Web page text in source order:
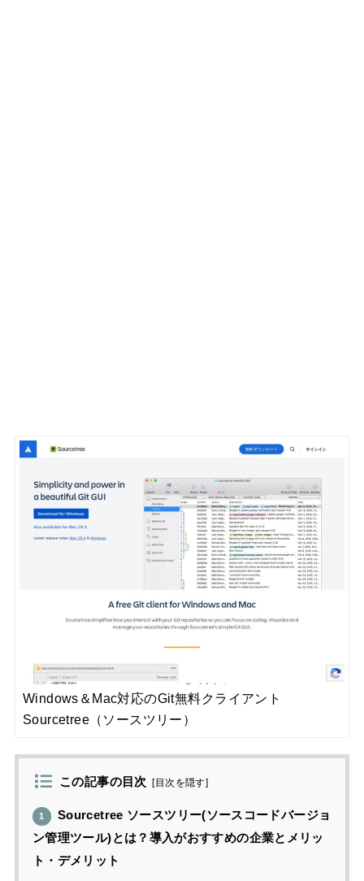
Windows＆Mac対応のGit無料クライアント
Sourcetree（ソースツリー）
この記事の目次 [目次を隠す]
1
Sourcetree ソースツリー(ソースコードバージョ
ン管理ツール)とは？導入がおすすめの企業とメリッ
ト・デメリット